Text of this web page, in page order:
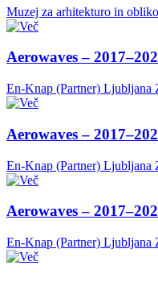
Muzej za arhitekturo in
Aerowaves –
En-Knap (Partner) Ljubljana
Aerowaves –
En-Knap (Partner) Ljubljana
Aerowaves –
En-Knap (Partner) Ljubljana